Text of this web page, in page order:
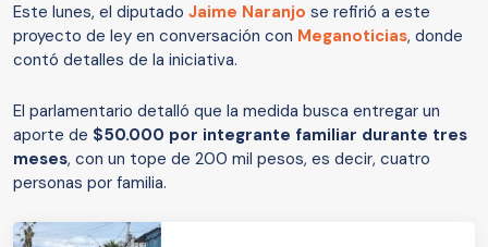
Este lunes, el diputado Jaime Naranjo se refirió a este
proyecto de ley en conversación con Meganoticias, donde
contó detalles de la iniciativa.
El parlamentario detalló que la medida busca entregar un
aporte de $50.000 por integrante familiar durante tres
meses, con un tope de 200 mil pesos, es decir, cuatro
personas por familia.